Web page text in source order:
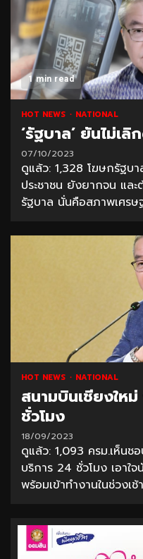
1 min read
HOT NEWS NATIONAL
‘รัฐบาล’ ยันไม่เ
07/10/2023
ดูแล้ว: 1,328 โฆษกรัฐบ
ประชาชน ยังยากจน แล
รัฐบาล นั่นคือสภาพเศร
HOT NEWS NATIONAL
สนามบินเชียงให
ชั่วโมง
18/09/2023
ดูแล้ว: 1,093 ครม.เห็นช
บริการ 24 ชั่วโมง เอาใ
พร้อมเข้าทำงานในช่วงเ